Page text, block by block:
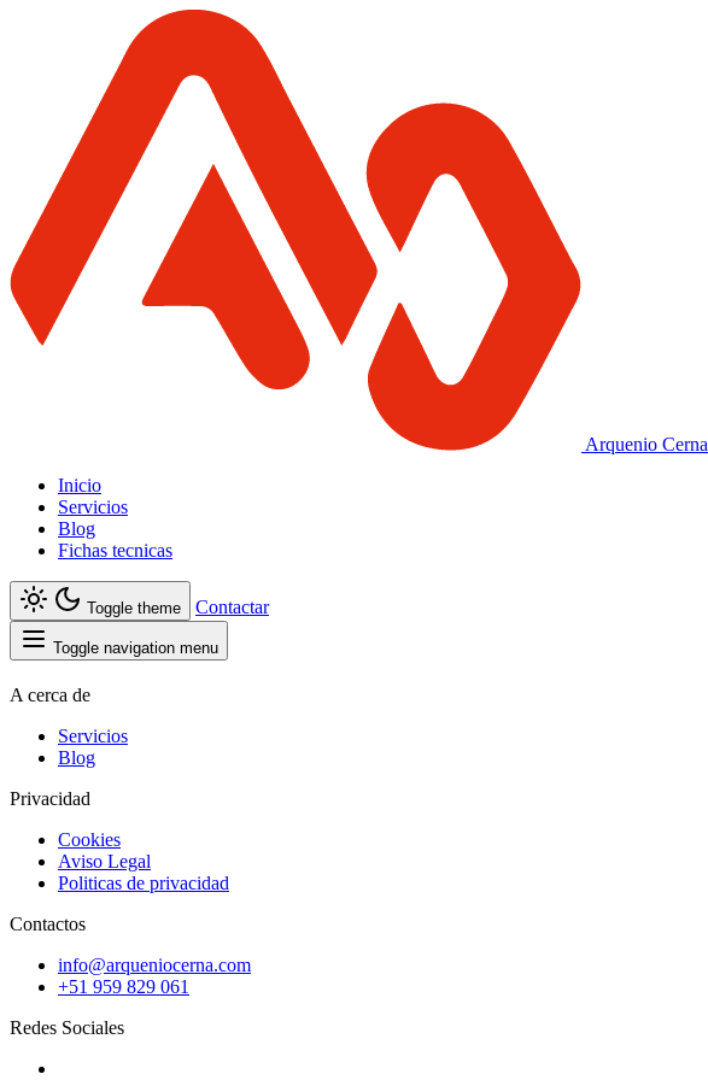
Arquenio Cerna
Inicio
Servicios
Blog
Fichas tecnicas
Toggle theme Contactar
Toggle navigation menu
A cerca de
Servicios
Blog
Privacidad
Cookies
Aviso Legal
Politicas de privacidad
Contactos
info@arqueniocerna.com
+51 959 829 061
Redes Sociales